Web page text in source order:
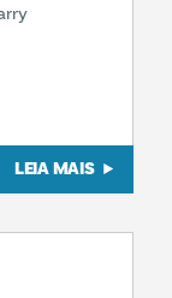
LEIA MAIS